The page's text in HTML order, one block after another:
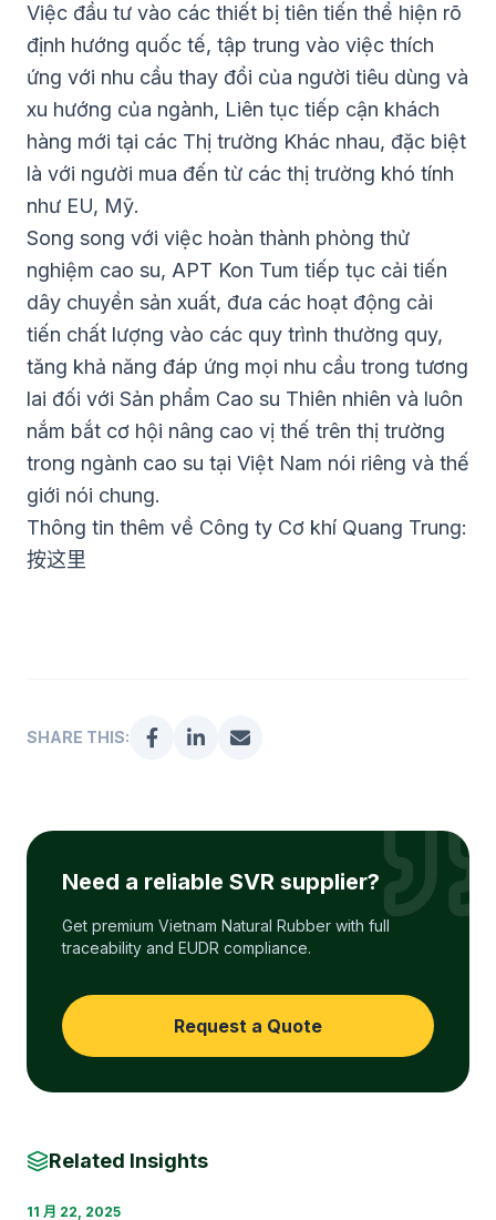
Việc đầu tư vào các thiết bị tiên tiến thể hiện rõ
định hướng quốc tế, tập trung vào việc thích
ứng với nhu cầu thay đổi của người tiêu dùng và
xu hướng của ngành, Liên tục tiếp cận khách
hàng mới tại các Thị trường Khác nhau, đặc biệt
là với người mua đến từ các thị trường khó tính
như EU, Mỹ.
Song song với việc hoàn thành phòng thử
nghiệm cao su, APT Kon Tum tiếp tục cải tiến
dây chuyền sản xuất, đưa các hoạt động cải
tiến chất lượng vào các quy trình thường quy,
tăng khả năng đáp ứng mọi nhu cầu trong tương
lai đối với Sản phẩm Cao su Thiên nhiên và luôn
nắm bắt cơ hội nâng cao vị thế trên thị trường
trong ngành cao su tại Việt Nam nói riêng và thế
giới nói chung.
Thông tin thêm về Công ty Cơ khí Quang Trung:
按这里
SHARE THIS:
Need a reliable SVR supplier?
Get premium Vietnam Natural Rubber with full
traceability and EUDR compliance.
Request a Quote
Related Insights
11 月 22, 2025